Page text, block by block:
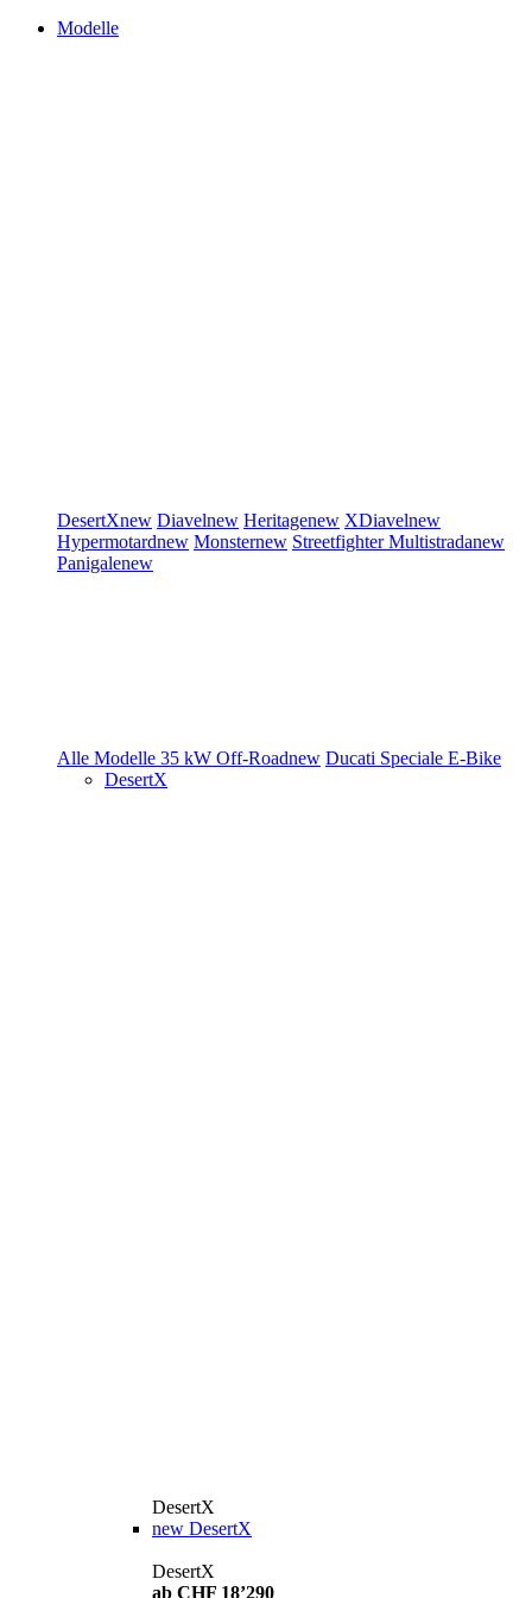
Modelle
DesertXnew Diavelnew Heritagenew XDiavelnew
Hypermotardnew Monsternew StreetfighterMultistradanew
Panigalenew
Alle Modelle 35 kW Off-Roadnew Ducati Speciale E-Bike
DesertX
DesertX
new DesertX
DesertX
ab CHF 18’290